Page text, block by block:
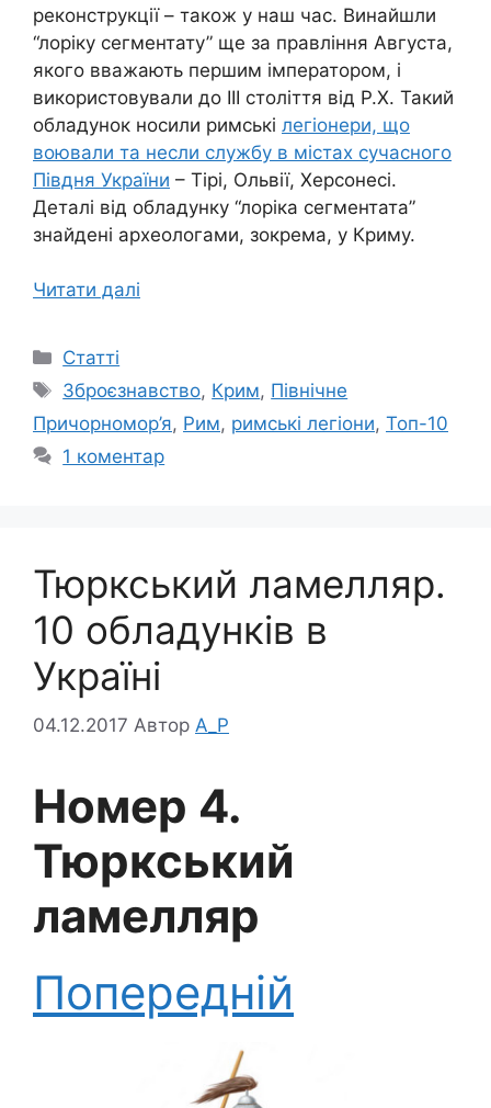
реконструкції – також у наш час. Винайшли
“лоріку сегментату” ще за правління Августа,
якого вважають першим імператором, і
використовували до ІІІ століття від Р.Х. Такий
обладунок носили римські легіонери, що
воювали та несли службу в містах сучасного
Півдня України – Тірі, Ольвії, Херсонесі.
Деталі від обладунку “лоріка сегментата”
знайдені археологами, зокрема, у Криму.
Читати далі
Категорії
Статті
Позначки
Зброєзнавство, Крим, Північне
Причорномор’я, Рим, римські легіони, Топ-10
1 коментар
Тюркський ламелляр.
10 обладунків в
Україні
04.12.2017 Автор A_P
Номер 4.
Тюркський
ламелляр
Попередній